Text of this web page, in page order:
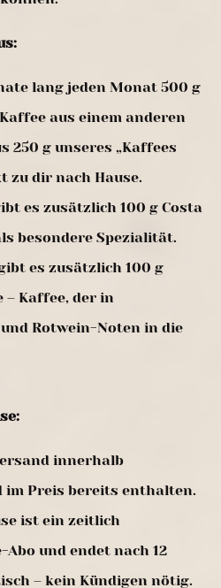
lang jeden Monat 500 g
aus einem anderen
250 g unseres „Kaffees
zu dir nach Hause.
es zusätzlich 100 g Costa
besondere Spezialität.
es zusätzlich 100 g
– Kaffee, der in
Rotwein-Noten in die
innerhalb
im Preis bereits enthalten.
ist ein zeitlich
und endet nach 12
– kein Kündigen nötig.